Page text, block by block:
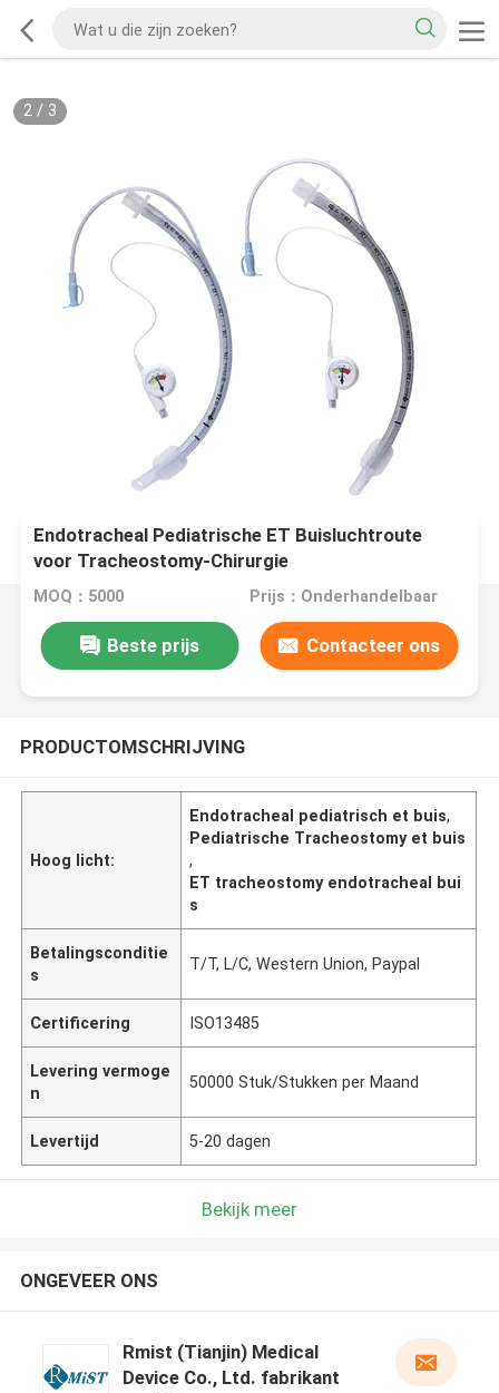
2/ 3
Endotracheal Pediatrische ET Buisluchtroute
voor Tracheostomy-Chirurgie
MOQ：5000 Prijs：Onderhandelbaar
Beste prijs Contacteer ons
PRODUCTOMSCHRIJVING
Hoog licht:
Endotracheal pediatrisch et buis,
Pediatrische Tracheostomy et buis
,
ET tracheostomy endotracheal bui
s
Betalingsconditie
s
T/T, L/C, Western Union, Paypal
Certificering ISO13485
Levering vermoge
n
50000 Stuk/Stukken per Maand
Levertijd 5-20 dagen
Bekijk meer
ONGEVEER ONS
Rmist (Tianjin) Medical
Device Co., Ltd. fabrikant